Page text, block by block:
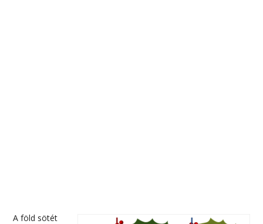
A föld sötét